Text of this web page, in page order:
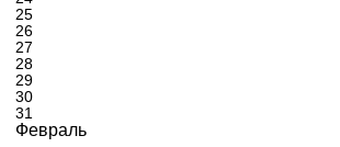
25
26
27
28
29
30
31
Февраль